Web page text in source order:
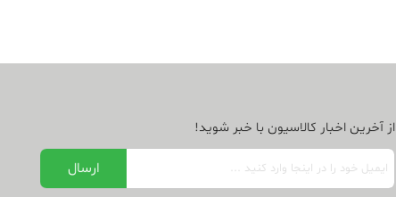
از آخرین اخبار کالاسیون با خبر شوید!